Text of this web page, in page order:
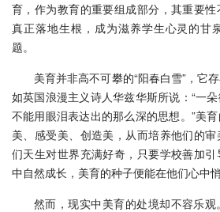
育，作为教育的重要组成部分，其重要
真正落地生根，成为滋养学生心灵的甘
题。
美育并非高不可攀的“阳春白雪”，它
如英国浪漫主义诗人华兹华斯所说：“一
不能用眼泪表达出的那么深的思想。”美
美、感受美、创造美，从而培养他们的
们天生对世界充满好奇，只要学校善加
中自然成长，美育的种子便能在他们心中悄
然而，现实中美育的处境却不容乐